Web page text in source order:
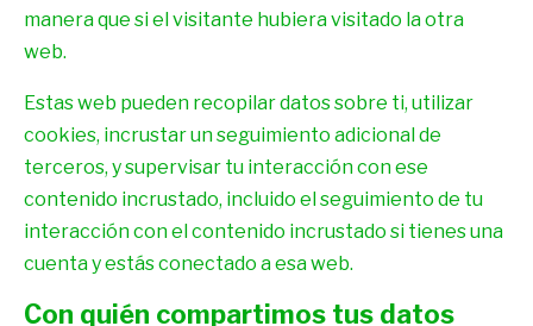
manera que si el visitante hubiera visitado la otra
web.
Estas web pueden recopilar datos sobre ti, utilizar
cookies, incrustar un seguimiento adicional de
terceros, y supervisar tu interacción con ese
contenido incrustado, incluido el seguimiento de tu
interacción con el contenido incrustado si tienes una
cuenta y estás conectado a esa web.
Con quién compartimos tus datos